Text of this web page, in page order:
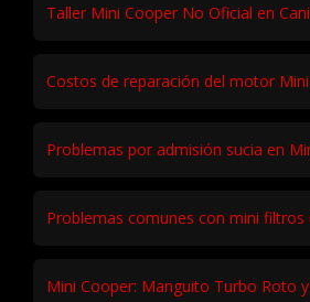
Taller Mini Cooper No Oficial en
Costos de reparación del motor
Problemas por admisión sucia en
Problemas comunes con mini filtros
Mini Cooper: Manguito Turbo Roto